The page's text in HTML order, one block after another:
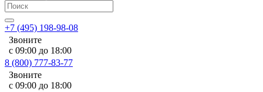
+7 (495) 198-98-08
Звоните
с 09:00 до 18:00
8 (800) 777-83-77
Звоните
с 09:00 до 18:00